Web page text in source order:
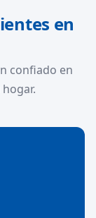
en
confiado en